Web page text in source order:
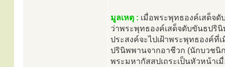
มูลเหตุ : เมื่อพระพุทธองค์เสด็จ
ว่าพระพุทธองค์เสด็จดับขันธปริ
ประสงค์จะไปเฝ้าพระพุทธองค์ที่
ปรินิพพานจากอาชีวก (นักบวชนิ
พระมหากัสสปเถระเป็นหัวหน้าเ